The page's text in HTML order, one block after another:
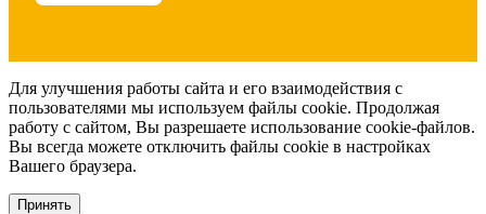
Для улучшения работы сайта и его взаимодействия с
пользователями мы используем файлы cookie. Продолжая
работу с сайтом, Вы разрешаете использование cookie-файлов.
Вы всегда можете отключить файлы cookie в настройках
Вашего браузера.
Принять